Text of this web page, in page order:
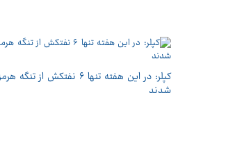
کپلر: در این هفته تنها ۶ نفتکش از
شدند